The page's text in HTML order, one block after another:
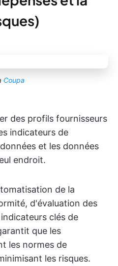
Coupa
des profils fournisseurs
indicateurs de
et les données
endroit.
de la
d'évaluation des
clés de
que les
les normes de
les risques.